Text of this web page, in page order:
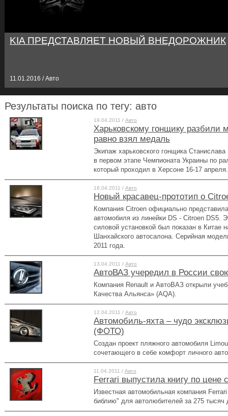
KIA ПРЕДСТАВЛЯЕТ НОВЫЙ ВНЕДОРОЖНИК
11.01.2016 / Авто
Результаты поиска по тегу: авто
19.04.2011 / Авто
Харьковскому гонщику разбили
равно взял медаль
Экипаж харьковского гонщика
в первом этапе Чемпионата Украины по
который проходил в Херсоне 16-17 апреля.
18.04.2011 / Авто
Новый красавец-прототип о
Компания Citroen официально
автомобиля из линейки DS - Citroen DS5.
силовой установкой был показан в Китае
Шанхайского автосалона. Серийная
2011 года.
13.04.2011 / Авто
АвтоВАЗ учередил в России
Компания Renault и АвтоВАЗ открыли
Качества Альянса» (AQA).
12.04.2011 / Авто
Автомобиль-яхта – чудо
(ФОТО)
Создан проект пляжного автомобиля
сочетающего в себе комфорт личного
11.04.2011 / Авто
Ferrari выпустила книгу по цене
Известная автомобильная компания
библию" для автолюбителей за 275 тысяч